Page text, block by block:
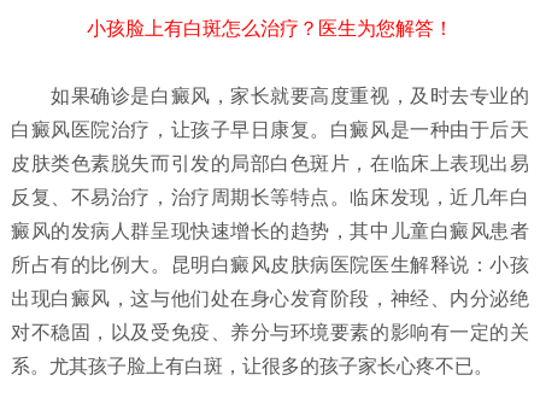
小孩脸上有白斑怎么治疗？医生为您解答！
如果确诊是白癜风，家长就要高度重视，及时去专业的
白癜风医院治疗，让孩子早日康复。白癜风是一种由于后天
皮肤类色素脱失而引发的局部白色斑片，在临床上表现出易
反复、不易治疗，治疗周期长等特点。临床发现，近几年白
癜风的发病人群呈现快速增长的趋势，其中儿童白癜风患者
所占有的比例大。昆明白癜风皮肤病医院医生解释说：小孩
出现白癜风，这与他们处在身心发育阶段，神经、内分泌绝
对不稳固，以及受免疫、养分与环境要素的影响有一定的关
系。尤其孩子脸上有白斑，让很多的孩子家长心疼不已。